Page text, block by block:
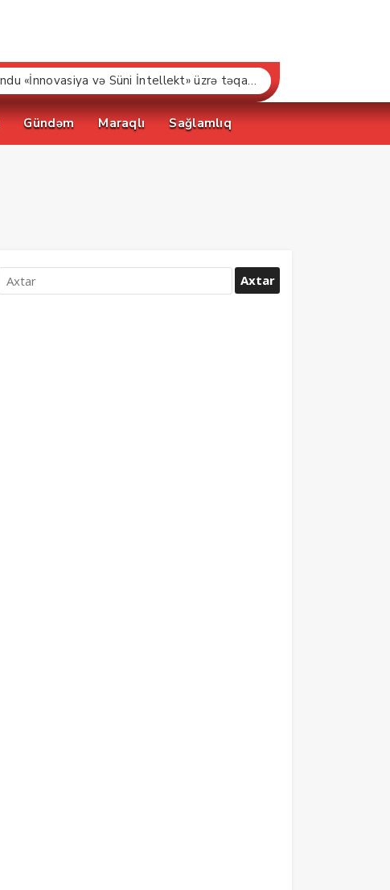
“Bakcell» və Gənclər Fondu «İnnovasiya və Süni İntellekt» üzrə təqaüd proqramının qalibləri ilə görüş keçirib
Gündəm Maraqlı Sağlamlıq